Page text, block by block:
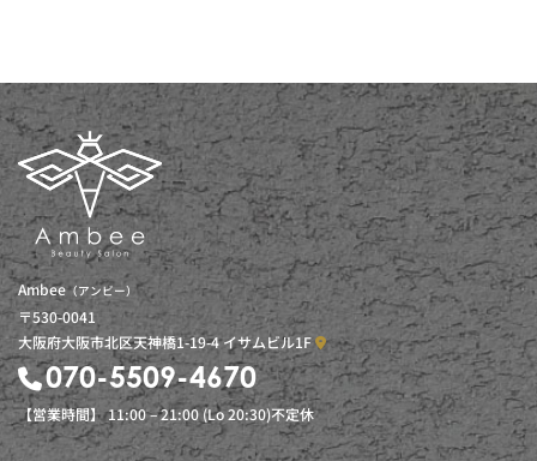
Ambee（アンビー）
〒530-0041
大阪府大阪市北区天神橋1-19-4 イサムビル1F
070-5509-4670
【営業時間】 11:00 – 21:00 (Lo 20:30)不定休